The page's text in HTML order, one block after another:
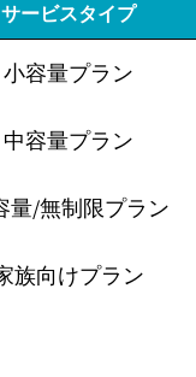
サービスタイプ
小容量プラン
中容量プラン
量/無制限プラン
族向けプラン